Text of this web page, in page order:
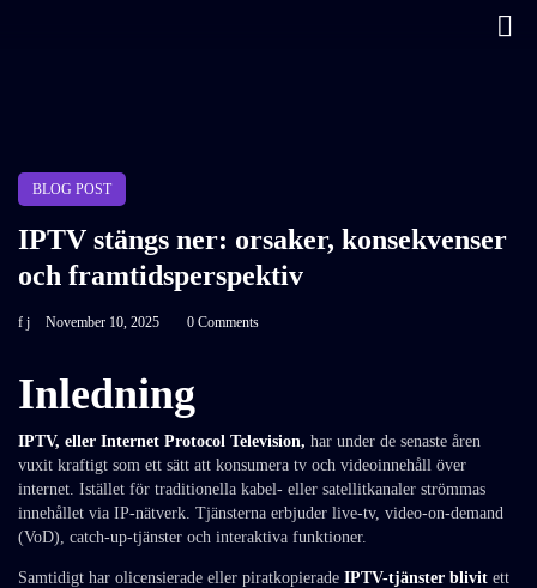
BLOG POST
IPTV stängs ner: orsaker, konsekvenser
och framtidsperspektiv
f j November 10, 2025 0 Comments
Inledning
IPTV, eller Internet Protocol Television, har under de senaste åren
vuxit kraftigt som ett sätt att konsumera tv och videoinnehåll över
internet. Istället för traditionella kabel- eller satellitkanaler strömmas
innehållet via IP‑nätverk. Tjänsterna erbjuder live-tv, video-on-demand
(VoD), catch-up-tjänster och interaktiva funktioner.
Samtidigt har olicensierade eller piratkopierade IPTV-tjänster blivit ett